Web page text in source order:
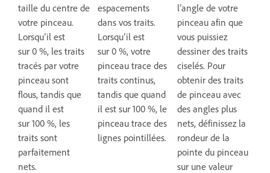
taille du centre de
votre pinceau.
Lorsqu’il est
sur 0 %, les traits
tracés par votre
pinceau sont
flous, tandis que
quand il est
sur 100 %, les
traits sont
parfaitement
nets.
espacements
dans vos traits.
Lorsqu’il est
sur 0 %, votre
pinceau trace des
traits continus,
tandis que quand
il est sur 100 %, le
pinceau trace des
lignes pointillées.
l’angle de votre
pinceau afin que
vous puissiez
dessiner des traits
ciselés. Pour
obtenir des traits
de pinceau avec
des angles plus
nets, définissez la
rondeur de la
pointe du pinceau
sur une valeur